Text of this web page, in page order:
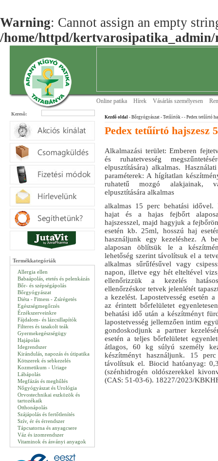
Warning: Cannot assign an empty
/home/httpd/
Online patika Hírek Vásárlás személyesen
Keresõ:
Termékkategóriák
Allergia ellen
Babaápolás, etetés és pelenkázás
Bőr- és szépségápolás
Bőrgyógyászat
Diéta - Fitness - Zsírégetés
Egészségmegőrzés
Érzékszerveinkre
Fájdalom- és lázcsillapítók
Filteres és tasakolt teák
Gyermekegészségügy
Hajápolás
Idegrendszer
Kirándulás, napozás és útipatika
Kötszerek és sebkezelés
Kozmetikum - Uriage
Lábápolás
Megfázás és meghűlés
Nőgyógyászat és Urológia
Orvostechnikai eszközök és
tartozékaik
Otthonápolás
Szájápolás és fertőtlenítés
Szív, ér és érrendszer
Tápcsatorna és anyagcsere
Váz és izomrendszer
Vitaminok és ásványi anyagok
Kezdõ oldal - Bőrgyógyászat - Tetűírtók - - Pedex tetűírtó
Pedex tetűírtó hajszesz
Alkalmazási terület: Emberen
és ruhatetvesség
elpusztítására) alkalmas.
paraméterek: A hígítatlan
ruhatetű mozgó alakjainak,
elpusztítására alkalmas
alkalmas 15 perc behatási idővel.
hajat és a hajas fejbőrt
hajszesszel, majd hagyjuk a
esetén kb. 25ml, hosszú haj
használjunk egy kezeléshez. A
alaposan öblítsük le a
lehetőség szerint távolítsuk el a
alkalmas sűrűfésűvel vagy
napon, illetve egy hét elteltével
ellenőrizzük a kezelés
ellenőrzéskor tetvek jelenlétét
a kezelést. Lapostetvesség esetén a
az érintett bőrfelületet
behatási idő után a készítményt
lapostetvesség jellemzően intim
gondoskodjunk a partner
esetén a teljes bőrfelületet
átlagos, 60 kg súlyú személy
készítményt használjunk. 15
távolítsuk el. Biocid hatóanyag:
(szénhidrogén oldószerekkel
(CAS: 51-03-6). 18227/2023/